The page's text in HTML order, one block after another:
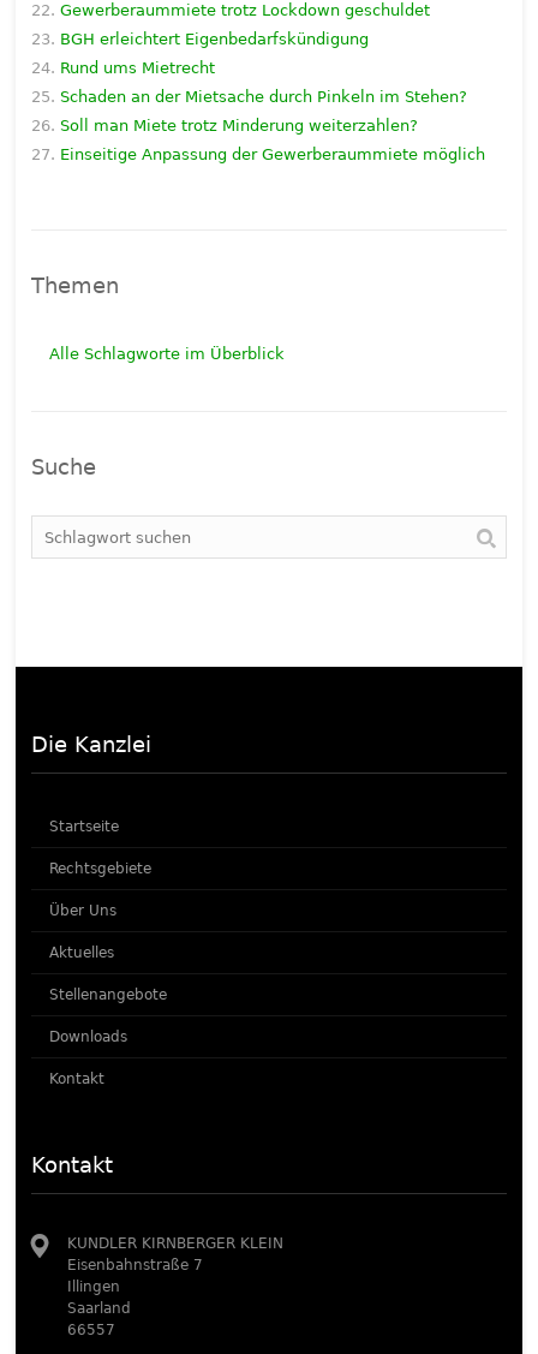
Gewerberaummiete trotz Lockdown geschuldet
BGH erleichtert Eigenbedarfskündigung
Rund ums Mietrecht
Schaden an der Mietsache durch Pinkeln im Stehen?
Soll man Miete trotz Minderung weiterzahlen?
Einseitige Anpassung der Gewerberaummiete möglich
Themen
Alle Schlagworte im Überblick
Suche
Die Kanzlei
Startseite
Rechtsgebiete
Über Uns
Aktuelles
Stellenangebote
Downloads
Kontakt
Kontakt
KUNDLER KIRNBERGER KLEIN
Eisenbahnstraße 7
Illingen
Saarland
66557